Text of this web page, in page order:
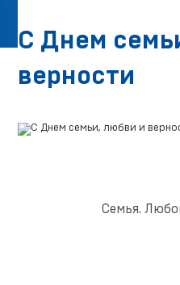
С Днем
верности
Семья.